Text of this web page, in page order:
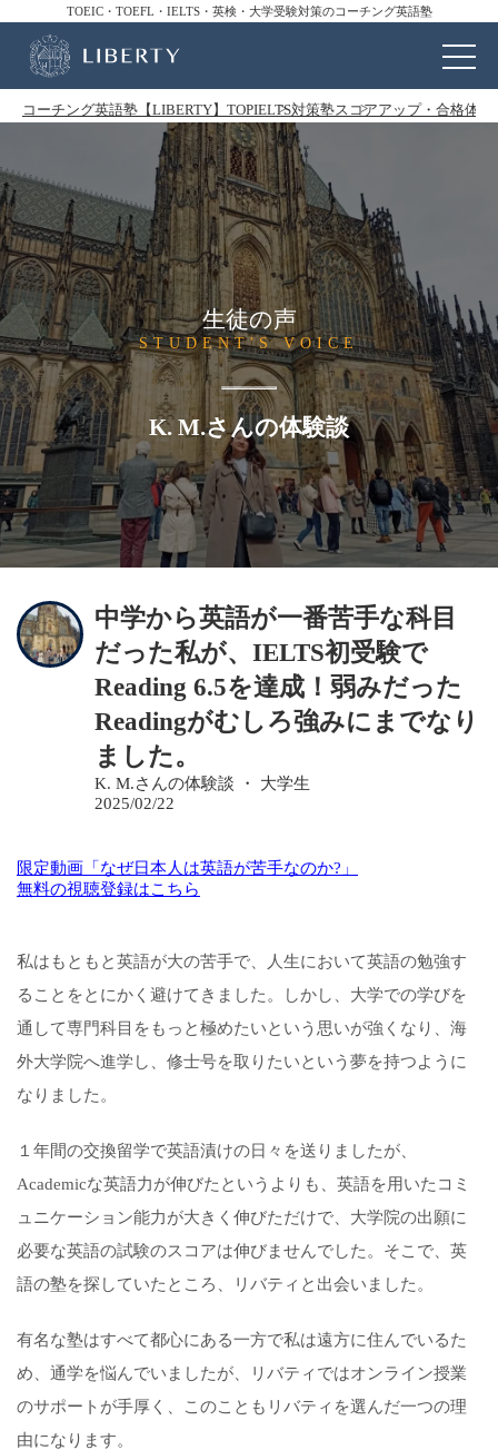
TOEIC・TOEFL・IELTS・英検・大学受験対策のコーチング英語塾
コーチング英語塾【LIBERTY】TOPIELTS対策塾スコアアップ・合格体
生徒の声
STUDENT'S VOICE
K. M.さんの体験談
中学から英語が一番苦手な科目
だった私が、IELTS初受験で
Reading 6.5を達成！弱みだった
Readingがむしろ強みにまでなり
ました。
K. M.さんの体験談 ・ 大学生
2025/02/22
限定動画「なぜ日本人は英語が苦手なのか?」
無料の視聴登録はこちら
私はもともと英語が大の苦手で、人生において英語の勉強す
ることをとにかく避けてきました。しかし、大学での学びを
通して専門科目をもっと極めたいという思いが強くなり、海
外大学院へ進学し、修士号を取りたいという夢を持つように
なりました。
１年間の交換留学で英語漬けの日々を送りましたが、
Academicな英語力が伸びたというよりも、英語を用いたコミ
ュニケーション能力が大きく伸びただけで、大学院の出願に
必要な英語の試験のスコアは伸びませんでした。そこで、英
語の塾を探していたところ、リバティと出会いました。
有名な塾はすべて都心にある一方で私は遠方に住んでいるた
め、通学を悩んでいましたが、リバティではオンライン授業
のサポートが手厚く、このこともリバティを選んだ一つの理
由になります。